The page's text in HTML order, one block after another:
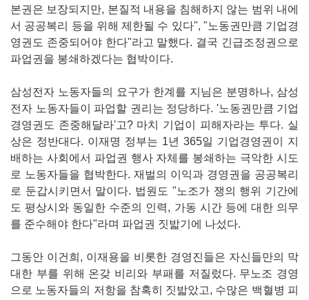
본권은 보장되지만, 본질적 내용을 침해하지 않는 범위 내에
서 공공복리 등을 위해 제한될 수 있다", "노동권만큼 기업경
영권도 존중되어야 한다"라고 말했다. 결국 긴급조정권으로
파업권을 봉쇄하겠다는 협박이다.
삼성전자 노동자들의 요구가 한계를 지님은 분명하나, 삼성
전자 노동자들이 파업할 권리는 정당하다. '노동권만큼 기업
경영권도 존중해달라'고? 마치 기업이 피해자라는 투다. 실
상은 정반대다. 이재명 정부는 1년 365일 기업경영권이 지
배하는 사회에서 파업권 행사 자체를 봉쇄하는 극악한 시도
로 노동자들을 협박한다. 재벌의 이익과 경영권을 공공복리
로 둔갑시키면서 말이다. 법원도 "노조가 쟁의 행위 기간에
도 평상시와 동일한 수준의 인력, 가동 시간 등에 대한 의무
를 준수해야 한다"라며 파업권 짓밟기에 나섰다.
그동안 이건희, 이재용을 비롯한 경영진들은 자신들만의 막
대한 부를 위해 온갖 비리와 부패를 저질렀다. 무노조 경영
으로 노동자들의 저항을 참혹히 짓밟았고, 수많은 백혈병 피